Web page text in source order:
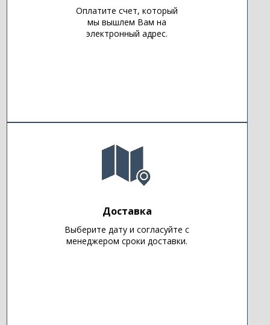
Оплатите счет, который
мы вышлем Вам на
электронный адрес.
Доставка
Выберите дату и согласуйте с
менеджером сроки доставки.